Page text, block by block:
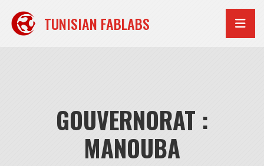
contenu
TUNISIAN FABLABS
GOUVERNORAT :
MANOUBA